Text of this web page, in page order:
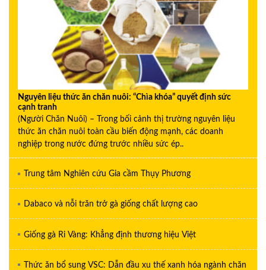
Nguyên liệu thức ăn chăn nuôi: “Chìa khóa” quyết định sức
cạnh tranh
(Người Chăn Nuôi) – Trong bối cảnh thị trường nguyên liệu
thức ăn chăn nuôi toàn cầu biến động mạnh, các doanh
nghiệp trong nước đứng trước nhiều sức ép..
Trung tâm Nghiên cứu Gia cầm Thụy Phương
Dabaco và nỗi trăn trở gà giống chất lượng cao
Giống gà Ri Vàng: Khẳng định thương hiệu Việt
Thức ăn bổ sung VSC: Dẫn đầu xu thế xanh hóa ngành chăn